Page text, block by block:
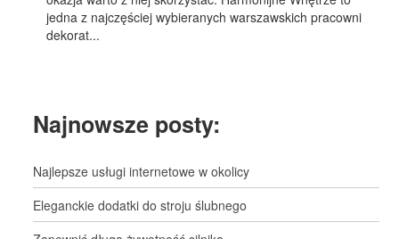
jedna z najczęściej wybieranych warszawskich pracowni
dekorat...
Najnowsze posty:
Najlepsze usługi internetowe w okolicy
Eleganckie dodatki do stroju ślubnego